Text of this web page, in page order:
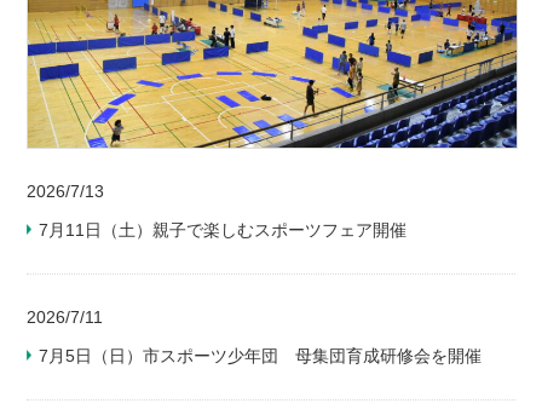
2026/7/13
7月11日（土）親子で楽しむスポーツフェア開催
2026/7/11
7月5日（日）市スポーツ少年団 母集団育成研修会を開催